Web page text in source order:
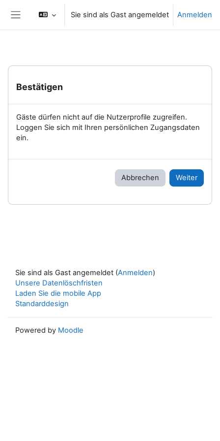
Website-Übersicht
Sie sind als Gast angemeldet Anmelden
Bestätigen
Gäste dürfen nicht auf die Nutzerprofile zugreifen.
Loggen Sie sich mit Ihren persönlichen Zugangsdaten
ein.
Abbrechen Weiter
Sie sind als Gast angemeldet (Anmelden)
Unsere Datenlöschfristen
Laden Sie die mobile App
Standarddesign
Powered by Moodle